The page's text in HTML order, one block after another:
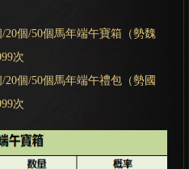
20個/50個馬年端午寶箱（勢魏
次
20個/50個馬年端午禮包（勢國
次